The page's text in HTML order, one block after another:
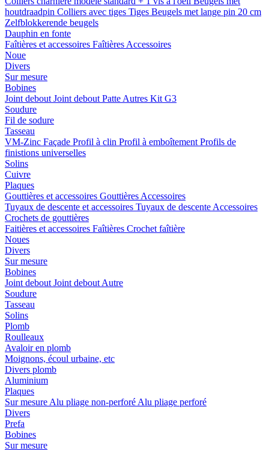
houtdraadpin Colliers avec tiges Tiges Beugels met lange pin 20 cm
Zelfblokkerende beugels
Dauphin en fonte
Faîtières et accessoires Faîtières Accessoires
Noue
Divers
Sur mesure
Bobines
Joint debout Joint debout Patte Autres Kit G3
Soudure
Fil de sodure
Tasseau
VM-Zinc Façade Profil à clin Profil à emboîtement Profils de
finistions universelles
Solins
Cuivre
Plaques
Gouttières et accessoires Gouttières Accessoires
Tuyaux de descente et accessoires Tuyaux de descente Accessoires
Crochets de gouttières
Faitières et accessoires Faîtières Crochet faîtière
Noues
Divers
Sur mesure
Bobines
Joint debout Joint debout Autre
Soudure
Tasseau
Solins
Plomb
Roulleaux
Avaloir en plomb
Moignons, écoul urbaine, etc
Divers plomb
Aluminium
Plaques
Sur mesure Alu pliage non-perforé Alu pliage perforé
Divers
Prefa
Bobines
Sur mesure